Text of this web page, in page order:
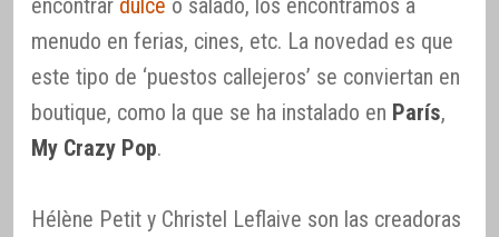
encontrar dulce o salado, los encontramos a
menudo en ferias, cines, etc. La novedad es que
este tipo de ‘puestos callejeros’ se conviertan en
boutique, como la que se ha instalado en París,
My Crazy Pop.
Hélène Petit y Christel Leflaive son las creadoras